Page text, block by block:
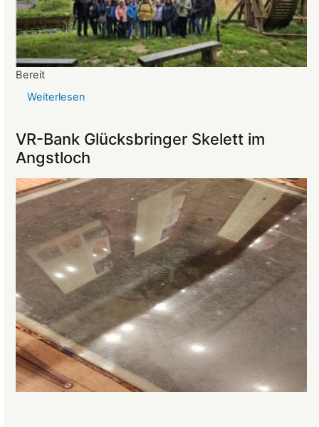
Bereit
Weiterlesen
Mittelalter
begeistert
die
Teilnehmer:innen
VR-Bank Glücksbringer Skelett im
Angstloch